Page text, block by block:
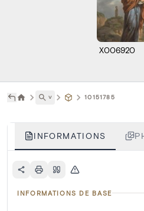
X006920
˅ 10151785
INFORMATIONS
INFORMATIONS DE BASE